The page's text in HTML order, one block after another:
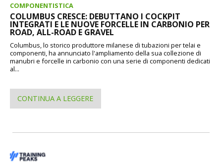
COMPONENTISTICA
COLUMBUS CRESCE: DEBUTTANO I COCKPIT
INTEGRATI E LE NUOVE FORCELLE IN CARBONIO PER
ROAD, ALL-ROAD E GRAVEL
Columbus, lo storico produttore milanese di tubazioni per telai e
componenti, ha annunciato l'ampliamento della sua collezione di
manubri e forcelle in carbonio con una serie di componenti dedicati
al...
CONTINUA A LEGGERE